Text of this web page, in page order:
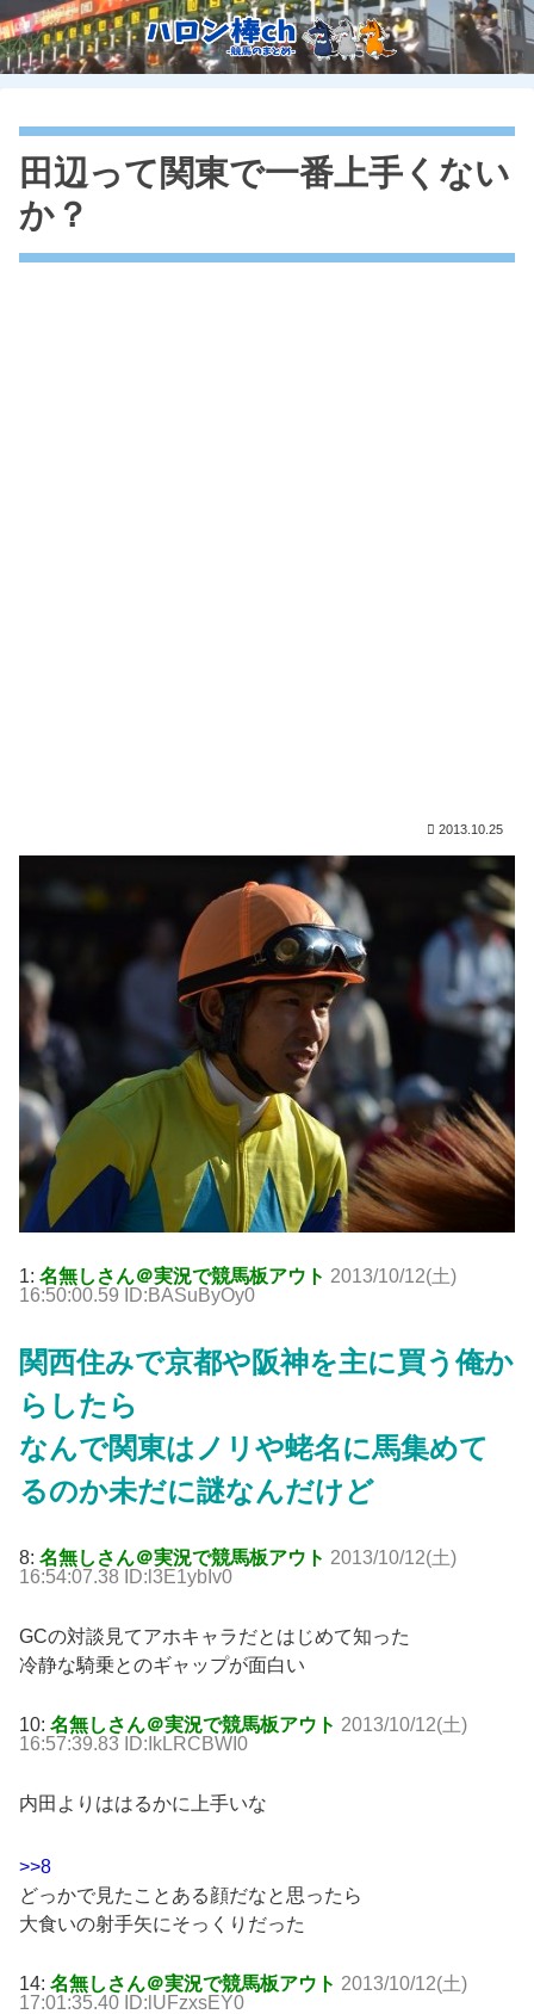
田辺って関東で一番上手くない
か？
2013.10.25
1: 名無しさん＠実況で競馬板アウト 2013/10/12(土)
16:50:00.59 ID:BASuByOy0
関西住みで京都や阪神を主に買う俺か
らしたら
なんで関東はノリや蛯名に馬集めて
るのか未だに謎なんだけど
8: 名無しさん＠実況で競馬板アウト 2013/10/12(土)
16:54:07.38 ID:l3E1ybIv0
GCの対談見てアホキャラだとはじめて知った
冷静な騎乗とのギャップが面白い
10: 名無しさん＠実況で競馬板アウト 2013/10/12(土)
16:57:39.83 ID:IkLRCBWI0
内田よりははるかに上手いな
>>8
どっかで見たことある顔だなと思ったら
大食いの射手矢にそっくりだった
14: 名無しさん＠実況で競馬板アウト 2013/10/12(土)
17:01:35.40 ID:lUFzxsEY0